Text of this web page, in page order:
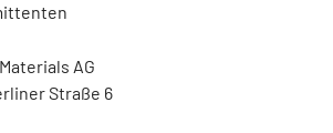
AG
Straße 6